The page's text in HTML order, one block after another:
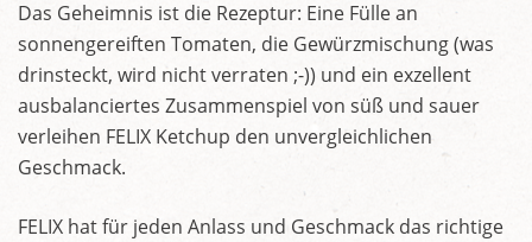
Das Geheimnis ist die Rezeptur: Eine Fülle an
sonnengereiften Tomaten, die Gewürzmischung (was
drinsteckt, wird nicht verraten ;-)) und ein exzellent
ausbalanciertes Zusammenspiel von süß und sauer
verleihen FELIX Ketchup den unvergleichlichen
Geschmack.
FELIX hat für jeden Anlass und Geschmack das richtige